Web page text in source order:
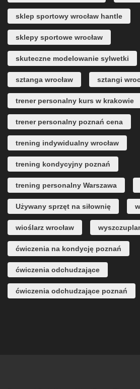
sklep sportowy wrocław hantle
sklepy sportowe wrocław
skuteczne modelowanie sylwetki
sztanga wrocław sztangi
trener personalny kurs w krakowie
trener personalny poznań cena
trening indywidualny wrocław
trening kondycyjny poznań
trening personalny Warszawa
Używany sprzęt na siłownię
wioślarz wrocław
ćwiczenia na kondycję poznań
ćwiczenia odchudzające
ćwiczenia odchudzające poznań